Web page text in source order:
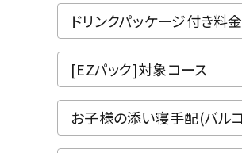
ドリンクパッケージ付き料
[EZパック]対象コース
お子様の添い寝手配(バル